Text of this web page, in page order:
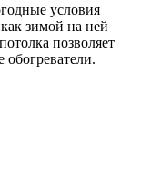
условия
зимой на ней
позволяет
обогреватели.